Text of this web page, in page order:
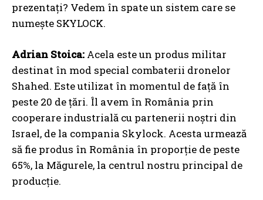
prezentați? Vedem în spate un sistem care se
numește SKYLOCK.
Adrian Stoica: Acela este un produs militar
destinat în mod special combaterii dronelor
Shahed. Este utilizat în momentul de față în
peste 20 de țări. Îl avem în România prin
cooperare industrială cu partenerii noștri din
Israel, de la compania Skylock. Acesta urmează
să fie produs în România în proporție de peste
65%, la Măgurele, la centrul nostru principal de
producție.